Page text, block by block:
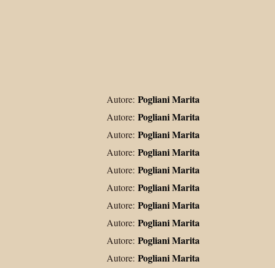
Autore: Pogliani Marita
Autore: Pogliani Marita
Autore: Pogliani Marita
Autore: Pogliani Marita
Autore: Pogliani Marita
Autore: Pogliani Marita
Autore: Pogliani Marita
Autore: Pogliani Marita
Autore: Pogliani Marita
Autore: Pogliani Marita